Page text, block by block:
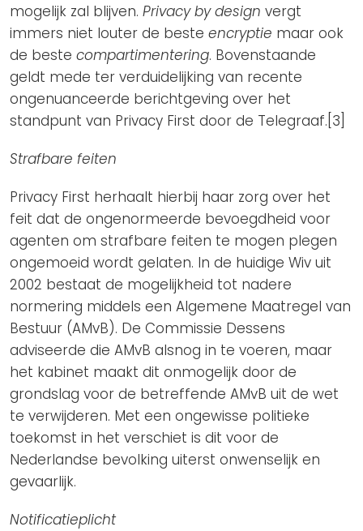
mogelijk zal blijven. Privacy by design vergt
immers niet louter de beste encryptie maar ook
de beste compartimentering. Bovenstaande
geldt mede ter verduidelijking van recente
ongenuanceerde berichtgeving over het
standpunt van Privacy First door de Telegraaf.[3]
Strafbare feiten
Privacy First herhaalt hierbij haar zorg over het
feit dat de ongenormeerde bevoegdheid voor
agenten om strafbare feiten te mogen plegen
ongemoeid wordt gelaten. In de huidige Wiv uit
2002 bestaat de mogelijkheid tot nadere
normering middels een Algemene Maatregel van
Bestuur (AMvB). De Commissie Dessens
adviseerde die AMvB alsnog in te voeren, maar
het kabinet maakt dit onmogelijk door de
grondslag voor de betreffende AMvB uit de wet
te verwijderen. Met een ongewisse politieke
toekomst in het verschiet is dit voor de
Nederlandse bevolking uiterst onwenselijk en
gevaarlijk.
Notificatieplicht